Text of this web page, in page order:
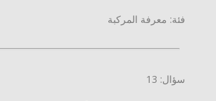
فئة: معرفة المركبة
سؤال: 13